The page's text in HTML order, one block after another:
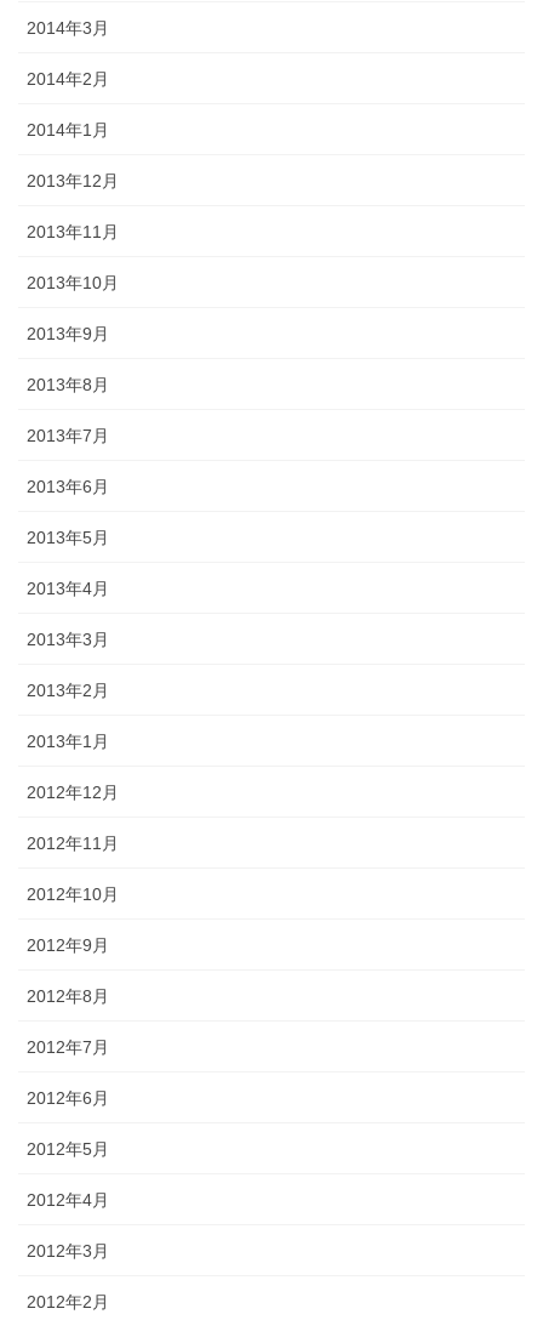
2014年3月
2014年2月
2014年1月
2013年12月
2013年11月
2013年10月
2013年9月
2013年8月
2013年7月
2013年6月
2013年5月
2013年4月
2013年3月
2013年2月
2013年1月
2012年12月
2012年11月
2012年10月
2012年9月
2012年8月
2012年7月
2012年6月
2012年5月
2012年4月
2012年3月
2012年2月